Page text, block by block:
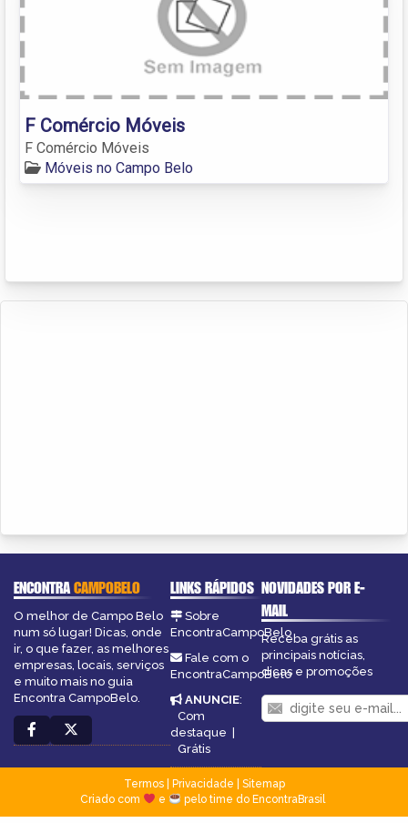
F Comércio Móveis
F Comércio Móveis
Móveis no Campo Belo
ENCONTRACAMPOBELO
O melhor de Campo Belo
num só lugar! Dicas, onde
ir, o que fazer, as melhores
empresas, locais, serviços
e muito mais no guia
Encontra CampoBelo.
LINKS RÁPIDOS
Sobre
EncontraCampoBelo
Fale com o
EncontraCampoBelo
ANUNCIE:
Com
destaque |
Grátis
NOVIDADES POR E-
MAIL
Receba grátis as
principais notícias,
dicas e promoções
Termos| Privacidade
Sitemap
Criado com
e pelo time do EncontraBrasil